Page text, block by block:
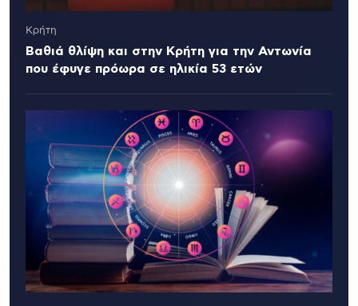
Κρήτη
Βαθιά θλίψη και στην Κρήτη για την Αντωνία
που έφυγε πρόωρα σε ηλικία 53 ετών